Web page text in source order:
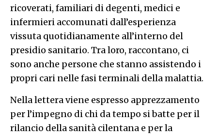
ricoverati, familiari di degenti, medici e
infermieri accomunati dall’esperienza
vissuta quotidianamente all’interno del
presidio sanitario. Tra loro, raccontano, ci
sono anche persone che stanno assistendo i
propri cari nelle fasi terminali della malattia.
Nella lettera viene espresso apprezzamento
per l’impegno di chi da tempo si batte per il
rilancio della sanità cilentana e per la